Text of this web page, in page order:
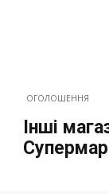
ОГОЛОШЕННЯ
Інші